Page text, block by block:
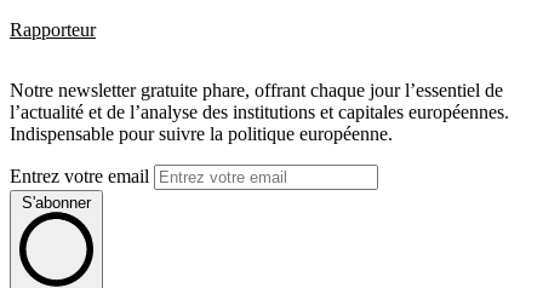
Rapporteur
Notre newsletter gratuite phare, offrant chaque jour l’essentiel de
l’actualité et de l’analyse des institutions et capitales européennes.
Indispensable pour suivre la politique européenne.
Entrez votre email
S'abonner